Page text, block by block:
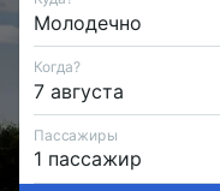
Когда?
Пассажиры